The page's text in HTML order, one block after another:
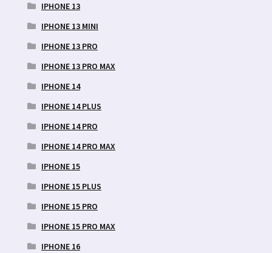
IPHONE 13
IPHONE 13 MINI
IPHONE 13 PRO
IPHONE 13 PRO MAX
IPHONE 14
IPHONE 14 PLUS
IPHONE 14 PRO
IPHONE 14 PRO MAX
IPHONE 15
IPHONE 15 PLUS
IPHONE 15 PRO
IPHONE 15 PRO MAX
IPHONE 16